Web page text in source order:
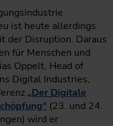
ist heute allerdings
der Disruption. Daraus
für Menschen und
Oppelt, Head of
Digital Industries,
„Der Digitale
(23. und 24.
wird er